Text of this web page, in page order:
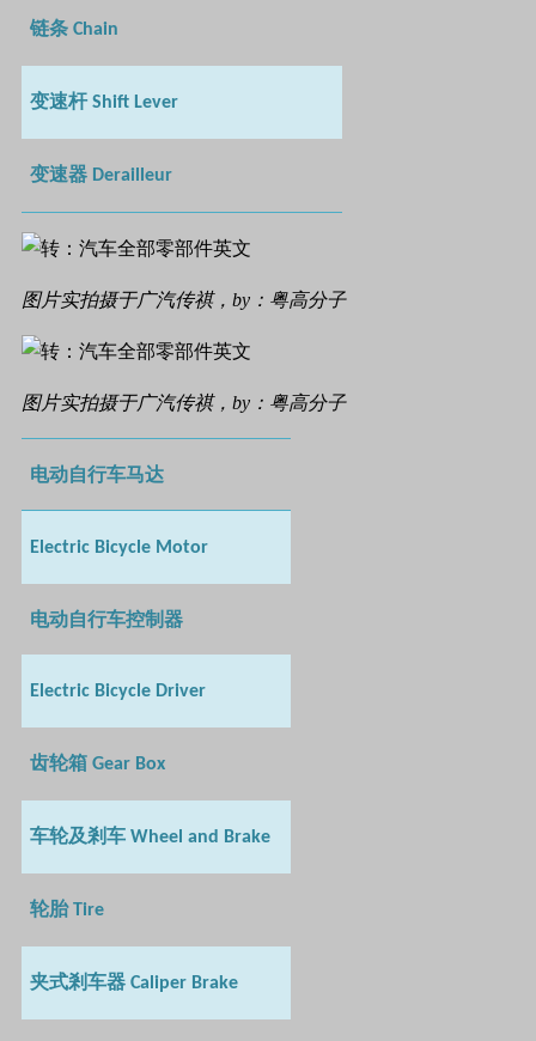
链条 Chain
变速杆Shift Lever
变速器 Derailleur
图片实拍摄于广汽传祺，by：粤高分子
图片实拍摄于广汽传祺，by：粤高分子
电动自行车马达
Electric Bicycle Motor
电动自行车控制器
Electric Bicycle Driver
齿轮箱 Gear Box
车轮及剎车 Wheel and Brake
轮胎Tire
夹式剎车器 Caliper Brake